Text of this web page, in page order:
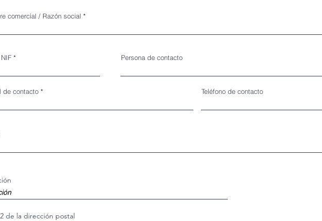
comercial / Razón social
Persona de contacto
de contacto Teléfono de contacto
de la dirección postal